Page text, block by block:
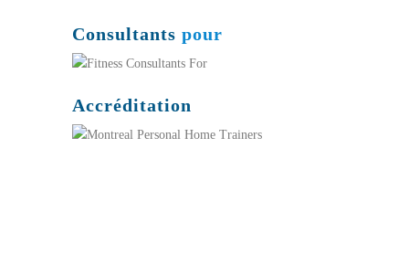
Consultants pour
Accréditation